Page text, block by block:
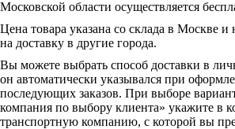
Московской области осуществляется
Цена товара указана со склада в Москве и
на доставку в другие города.
Вы можете выбрать способ доставки в
он автоматически указывался при
последующих заказов. При выборе
компания по выбору клиента» укажите в
транспортную компанию, с которой вы